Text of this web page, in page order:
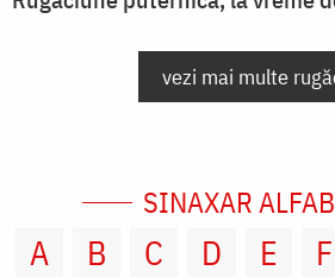
vezi mai multe
SINAXAR
A B C D E F